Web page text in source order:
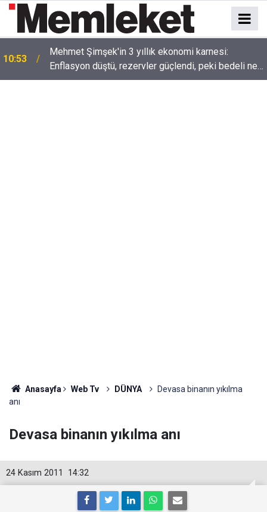
10:53
Mehmet Şimşek'in 3 yıllık ekonomi karnesi:
Enflasyon düştü, rezervler güçlendi, peki bedeli ne
oldu?
Anasayfa Web Tv DÜNYA
Devasa binanın yıkılma
anı
Devasa binanın yıkılma anı
14:32
24 Kasım 2011